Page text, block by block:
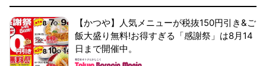
【かつや】人気メニューが税抜150円引き&ご
飯大盛り無料!お得すぎる「感謝祭」は8月14
日まで開催中。